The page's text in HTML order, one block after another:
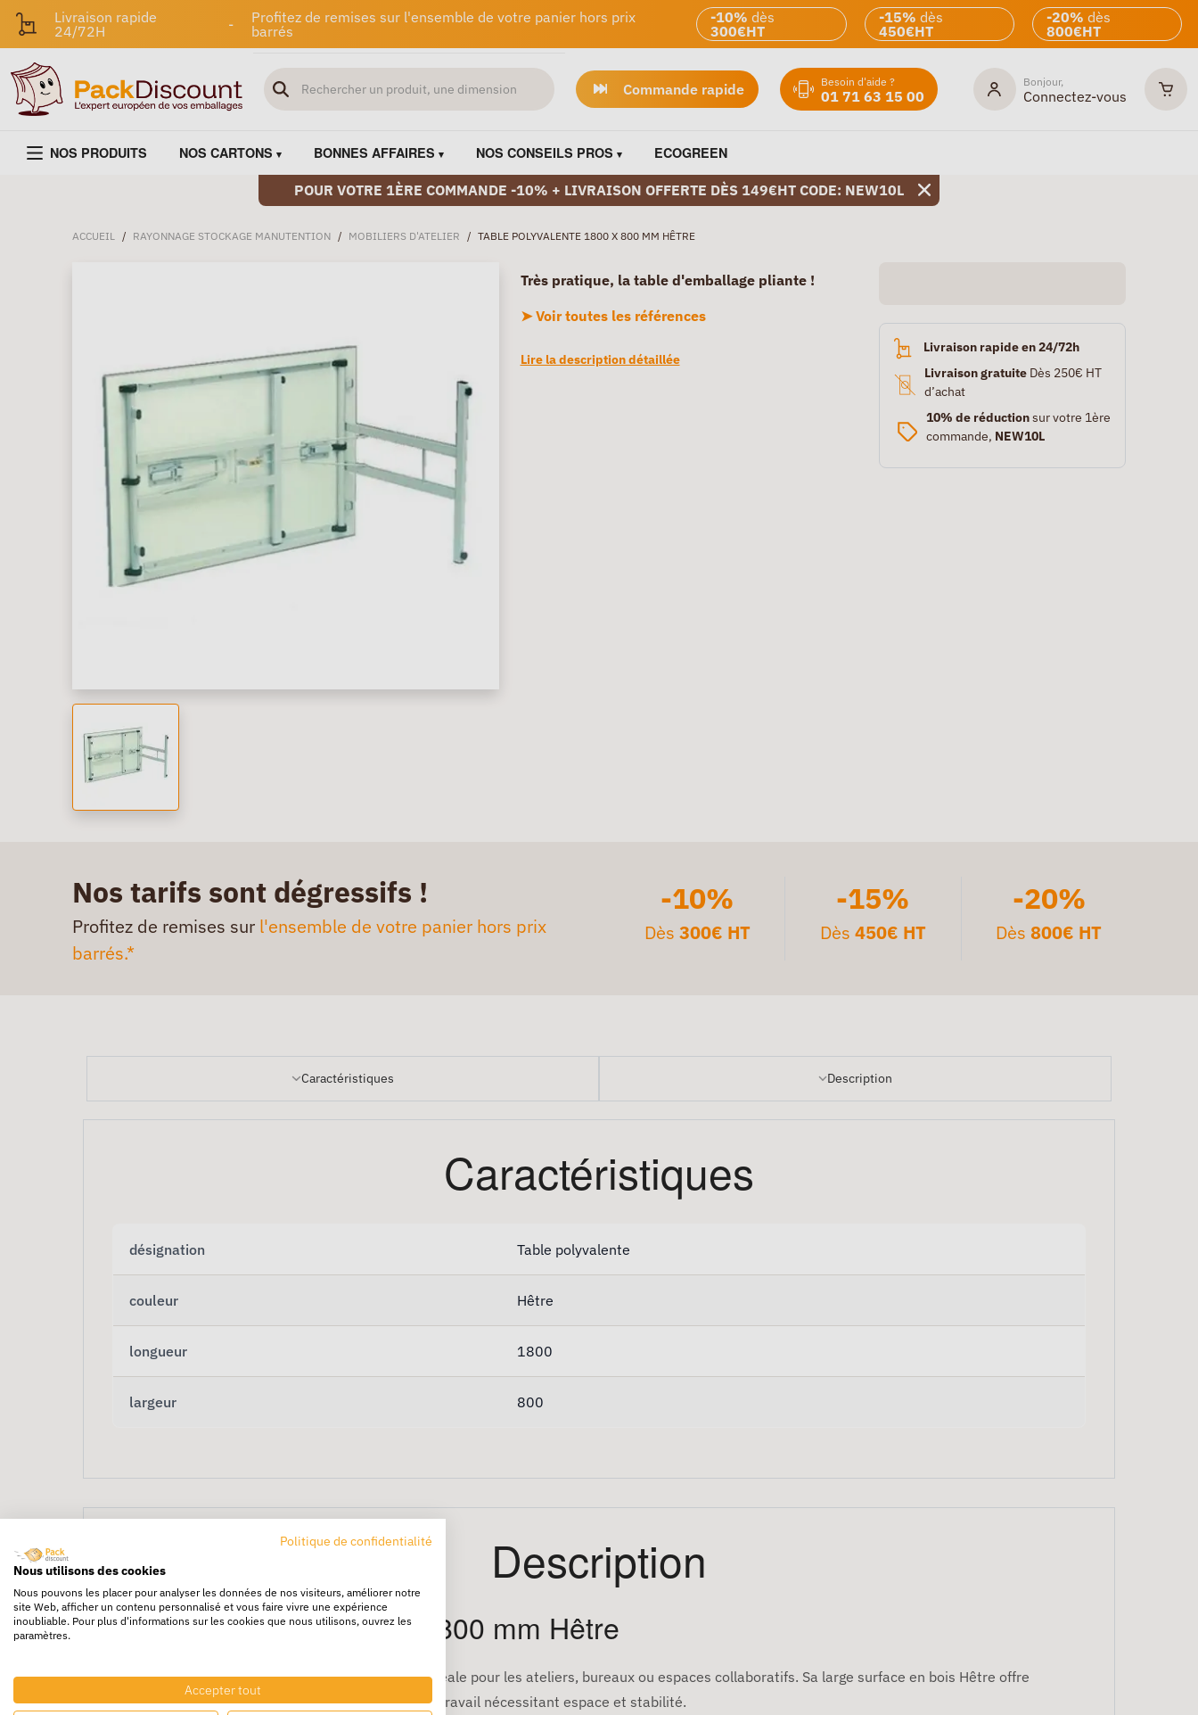
Livraison rapide
24/72H
-
Profitez de remises sur l'ensemble de votre panier hors prix
barrés
-10% dès
300€HT
-15% dès
450€HT
-20% dès
800€HT
Commande rapide Besoin d'aide ?
01 71 63 15 00
Bonjour,
Connectez-vous
NOS PRODUITS NOS CARTONS BONNES AFFAIRES NOS CONSEILS PROS ECOGREEN
POUR VOTRE 1ÈRE COMMANDE -10% + LIVRAISON OFFERTE DÈS 149€HT CODE: NEW10L
ACCUEIL / RAYONNAGE STOCKAGE MANUTENTION / MOBILIERS D'ATELIER / TABLE POLYVALENTE 1800 X 800 MM HÊTRE
Très pratique, la table d'emballage pliante !
➤ Voir toutes les références
Lire la description détaillée
Livraison rapide en 24/72h
Livraison gratuiteDès 250€ HT
d’achat
10% de réductionsur votre 1ère
commande, NEW10L
Nos tarifs sont dégressifs !
Profitez de remises sur l'ensemble de votre panier hors prix
barrés.*
-10%
Dès 300€ HT
-15%
Dès 450€ HT
-20%
Dès800€ HT
Caractéristiques Description
Caractéristiques
désignation Table polyvalente
couleur Hêtre
longueur 1800
largeur 800
Description
Table polyvalente 1800 x 800 mm Hêtre
Latable polyvalente 1800 x 800 mm Hêtreest idéale pour les ateliers, bureaux ou espaces collaboratifs. Sa large surface en bois Hêtre offre
robustesse et élégance, parfaite pour tout type de travail nécessitant espace et stabilité.
Politique de confidentialité
Nous utilisons des cookies
Nous pouvons les placer pour analyser les données de nos visiteurs, améliorer notre
site Web, afficher un contenu personnalisé et vous faire vivre une expérience
inoubliable. Pour plus d'informations sur les cookies que nous utilisons, ouvrez les
paramètres.
Accepter tout